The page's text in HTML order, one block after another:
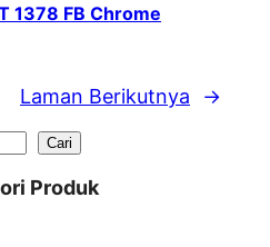
1378 FB Chrome
Laman Berikutnya →
Cari
Produk